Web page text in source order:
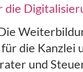
die
die
und